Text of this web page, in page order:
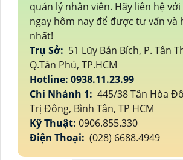
quản lý nhân viên. Hãy liên hệ
ngay hôm nay để được tư vấn
nhất!
Trụ Sở: 51 Lũy Bán Bích, P. Tân
Q.Tân Phú, TP.HCM
Hotline: 0938.11.23.99
Chi Nhánh 1: 445/38 Tân Hòa
Trị Đông, Bình Tân, TP HCM
Kỹ Thuật: 0906.855.330
Điện Thoại: (028) 6688.4949